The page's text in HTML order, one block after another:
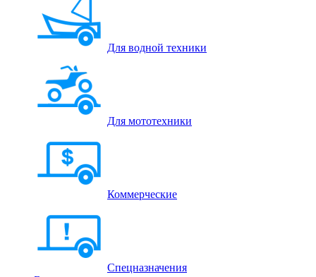
Для водной техники
Для мототехники
Коммерческие
Спецназначения